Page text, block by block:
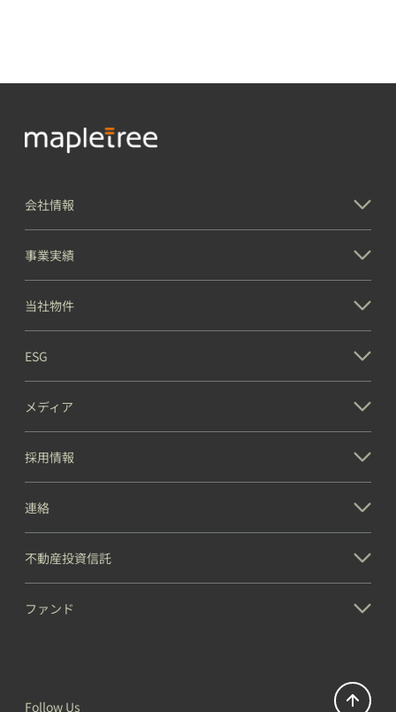
1001 Windward Concourse, Alpharetta
ジョージア
1005 Paramount Pkwy (IL)
イリノイ州
会社情報
事業実績
当社物件
ESG
メディア
採用情報
連絡
不動産投資信託
ファンド
Follow Us